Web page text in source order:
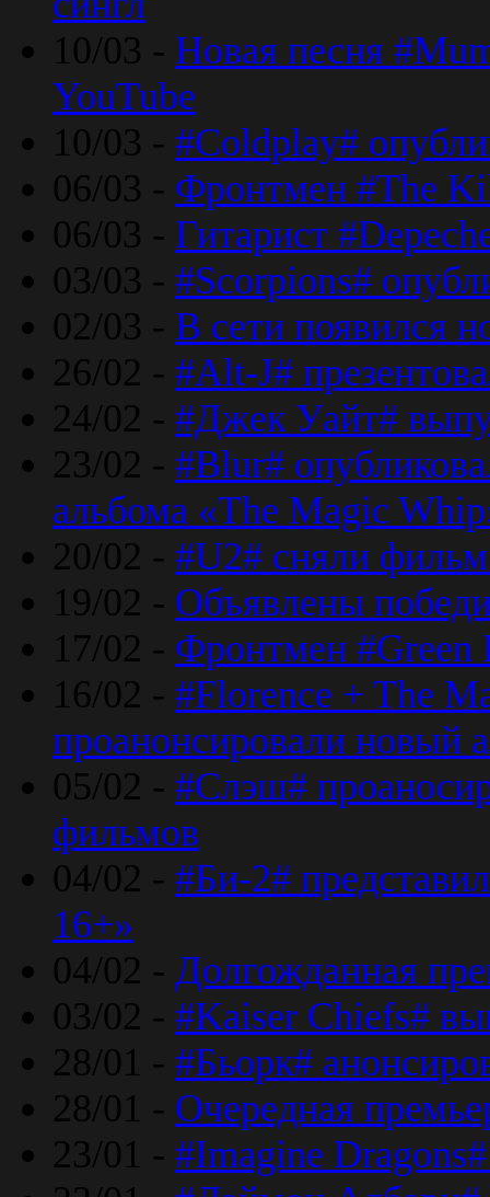
10/03 - Новая песня
YouTube
10/03 - #Coldplay#
06/03 - Фронтмен #The
06/03 - Гитарист
03/03 - #Scorpions#
02/03 - В сети появился
26/02 - #Alt-J#
24/02 - #Джек Уайт#
23/02 - #Blur#
альбома «The Magic
20/02 - #U2# сняли
19/02 - Объявлены
17/02 - Фронтмен #Green
16/02 - #Florence + The
проанонсировали новый
05/02 - #Слэш#
фильмов
04/02 - #Би-2#
16+»
04/02 - Долгожданная
03/02 - #Kaiser Chiefs#
28/01 - #Бьорк#
28/01 - Очередная
23/01 - #Imagine